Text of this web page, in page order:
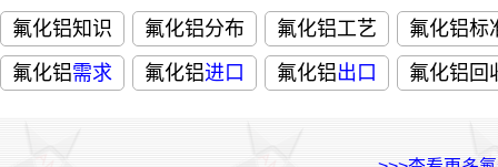
氟化铝知识 氟化铝分布 氟化铝工艺
氟化铝标
氟化铝需求 氟化铝进口 氟化铝出口 氟化铝回